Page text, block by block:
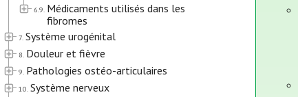
6.9. Médicaments utilisés dans les
fibromes
7. Système urogénital
8. Douleur et fièvre
9. Pathologies ostéo-articulaires
10. Système nerveux